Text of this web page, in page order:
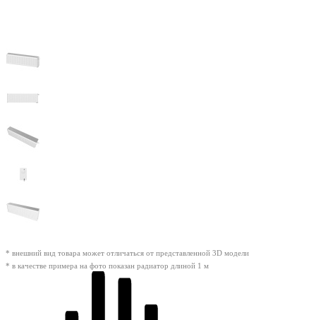
* внешний вид товара может отличаться от представленной 3D модели
* в качестве примера на фото показан радиатор длиной 1 м